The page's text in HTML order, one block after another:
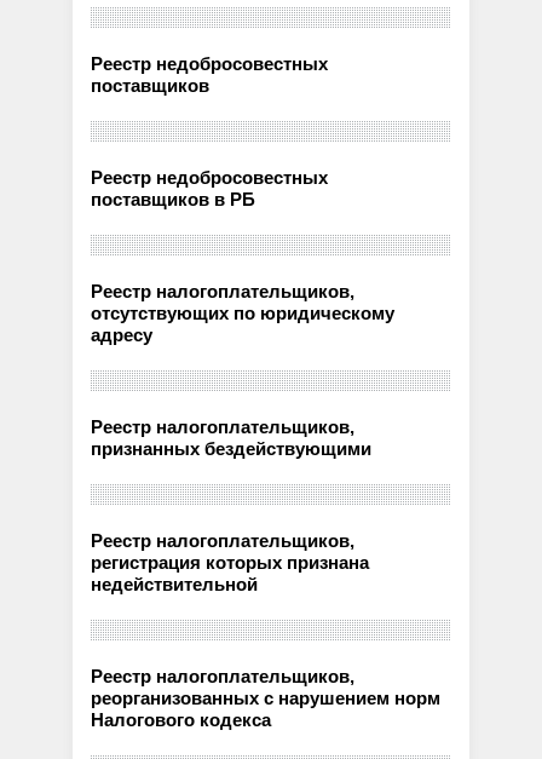
Реестр недобросовестных
поставщиков
Реестр недобросовестных
поставщиков в РБ
Реестр налогоплательщиков,
отсутствующих по юридическому
адресу
Реестр налогоплательщиков,
признанных бездействующими
Реестр налогоплательщиков,
регистрация которых признана
недействительной
Реестр налогоплательщиков,
реорганизованных с нарушением норм
Налогового кодекса